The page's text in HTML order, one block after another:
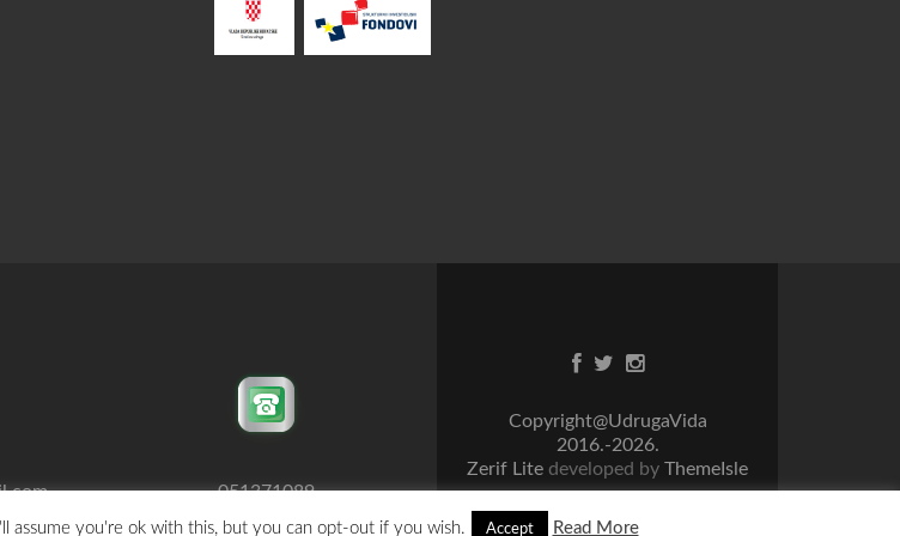
051371089
Facebook
TwitterInstagram
Copyright@UdrugaVida
2016.-2026.
Zerif Lite developed by ThemeIsle
assume you're ok with this, but you can opt-out if you wish. Accept Read More